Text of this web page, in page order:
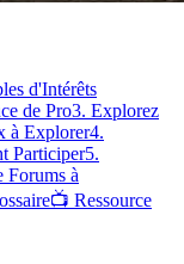
d'Intérêts
de Pro3. Explorez
à Explorer4.
Participer5.
Forums à
📺 Ressource